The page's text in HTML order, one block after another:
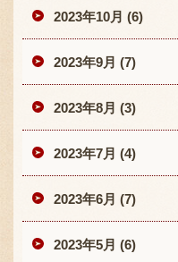
2023年10月 (6)
2023年9月 (7)
2023年8月 (3)
2023年7月 (4)
2023年6月 (7)
2023年5月 (6)